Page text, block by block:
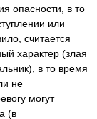
опасности, в то
или
считается
характер (злая
в то время
не
могут
(в